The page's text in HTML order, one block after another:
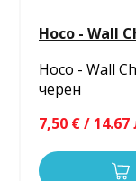
Hoco - Wall
Hoco - Wall
черен
7,50 € / 14.67